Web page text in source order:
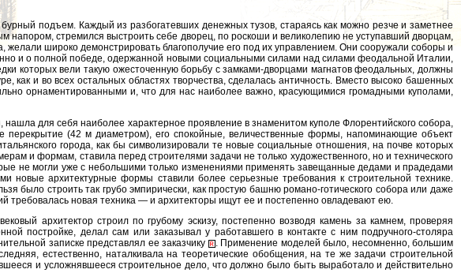
подъем. Каждый из разбогатевших денежных тузов, стараясь как можно резче и заметнее
напором, стремился выстроить себе дворец, по роскоши и великолепию не уступавший дворцам,
широко демонстрировать благополучие его под их управлением. Они сооружали соборы и
и о полной победе, одержанной новыми социальными силами над силами феодальной Италии,
которых вели такую ожесточенную борьбу с замками-дворцами магнатов феодальных, должны
как и во всех остальных областях творчества, сделалась античность. Вместо высоко башенных
орнаментированными и, что для нас наиболее важно, красующимися громадными куполами,
для себя наиболее характерное проявление в знаменитом куполе Флорентийского собора,
перекрытие (42 м диаметром), его спокойные, величественные формы, напоминающие объект
города, как бы символизировали те новые социальные отношения, на почве которых
и формам, ставила перед строителями задачи не только художественного, но и технического
не могли уже с небольшими только изменениями применять завещанные дедами и прадедами
архитектурные формы ставили более серьезные требования к строительной технике.
было строить так грубо эмпирически, как простую башню романо-готического собора или даже
требовалась новая техника — и архитекторы ищут ее и постепенно овладевают ею.
архитектор строил по грубому эскизу, постепенно возводя камень за камнем, проверяя
постройке, делал сам или заказывал у работавшего в контакте с ним подручного-столяра
записке представлял ее заказчику
. Применение моделей было, несомненно, большим
естественно, наталкивала на теоретические обобщения, на те же задачи строительной
и усложнявшееся строительное дело, что должно было быть выработало и действительно